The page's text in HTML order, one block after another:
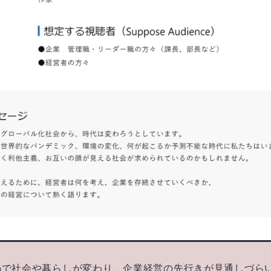
社会や暮らしが変わり、企業経営の先行きが見通しづら